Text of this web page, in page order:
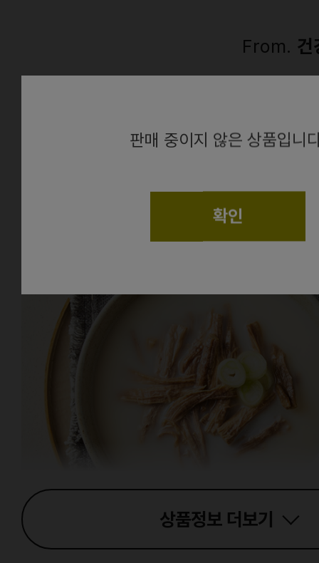
From. 건
상품정보 더보기
판매 중이지 않은 상품입니
확인